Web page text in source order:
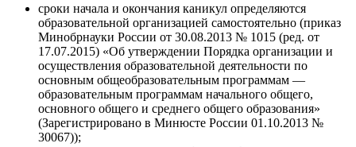
сроки начала и окончания каникул определяются
образовательной организацией самостоятельно (приказ
Минобрнауки России от 30.08.2013 № 1015 (ред. от
17.07.2015) «Об утверждении Порядка организации и
осуществления образовательной деятельности по
основным общеобразовательным программам —
образовательным программам начального общего,
основного общего и среднего общего образования»
(Зарегистрировано в Минюсте России 01.10.2013 №
30067));